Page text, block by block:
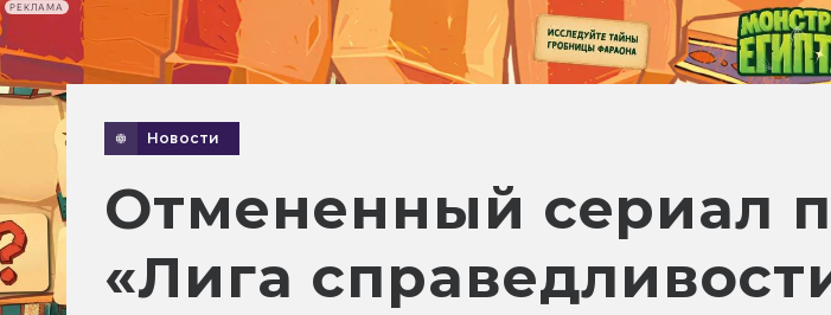
РЕКЛАМА
Новости
Отмененный сериал
«Лига